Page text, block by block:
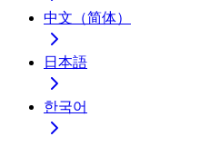
中文（简体）
日本語
한국어